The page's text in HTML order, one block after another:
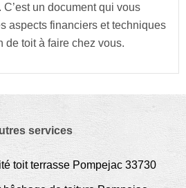
un document qui vous
aspects financiers et techniques
de toit à faire chez vous.
services
toit terrasse Pompejac 33730